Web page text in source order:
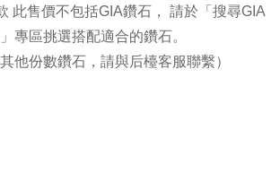
此售價不包括GIA鑽石， 請於「搜尋GIA
專區挑選搭配適合的鑽石。
其他份數鑽石，請與后檯客服聯繫）